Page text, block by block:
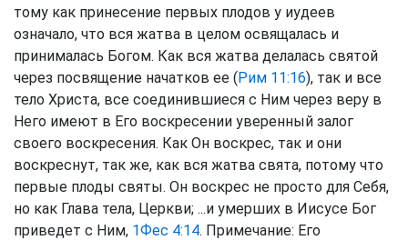
тому как принесение первых плодов у иудеев
означало, что вся жатва в целом освящалась и
принималась Богом. Как вся жатва делалась святой
через посвящение начатков ее (Рим 11:16), так и все
тело Христа, все соединившиеся с Ним через веру в
Него имеют в Его воскресении уверенный залог
своего воскресения. Как Он воскрес, так и они
воскреснут, так же, как вся жатва свята, потому что
первые плоды святы. Он воскрес не просто для Себя,
но как Глава тела, Церкви; ...и умерших в Иисусе Бог
приведет с Ним, 1Фес 4:14. Примечание: Его